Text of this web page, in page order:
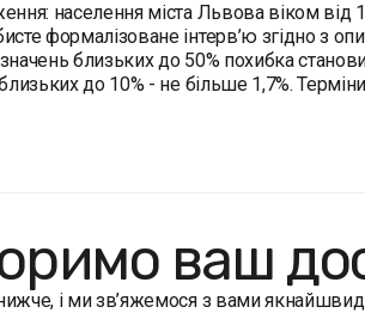
населення міста Львова віком від
формалізоване інтерв’ю згідно з
близьких до 50% похибка
до 10% - не більше 1,7%.
ваш
і ми зв’яжемося з вами